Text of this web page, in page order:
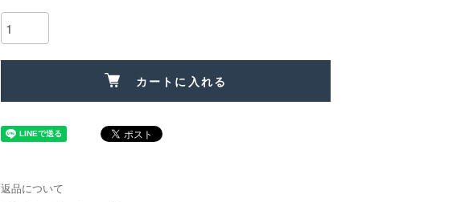
カートに入れる
返品について